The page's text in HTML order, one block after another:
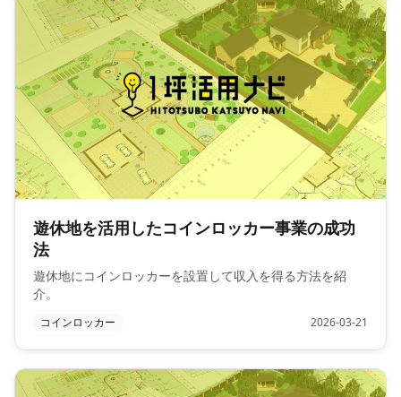
遊休地を活用したコインロッカー事業の成功
法
遊休地にコインロッカーを設置して収入を得る方法を紹
介。
コインロッカー 2026-03-21